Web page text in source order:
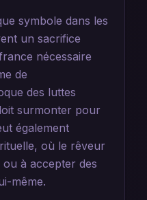
symbole dans les
un sacrifice
nécessaire
de
des luttes
surmonter pour
également
où le rêveur
à accepter des
même.